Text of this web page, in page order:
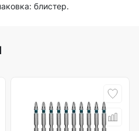
блистер.